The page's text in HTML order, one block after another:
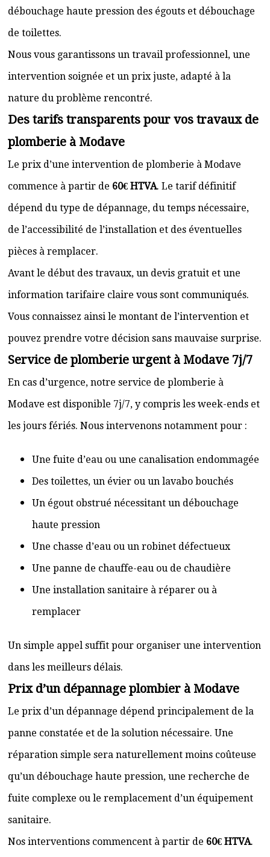
débouchage haute pression des égouts et débouchage
de toilettes.
Nous vous garantissons un travail professionnel, une
intervention soignée et un prix juste, adapté à la
nature du problème rencontré.
Des tarifs transparents pour vos travaux de
plomberie à Modave
Le prix d’une intervention de plomberie à Modave
commence à partir de 60€ HTVA. Le tarif définitif
dépend du type de dépannage, du temps nécessaire,
de l’accessibilité de l’installation et des éventuelles
pièces à remplacer.
Avant le début des travaux, un devis gratuit et une
information tarifaire claire vous sont communiqués.
Vous connaissez ainsi le montant de l’intervention et
pouvez prendre votre décision sans mauvaise surprise.
Service de plomberie urgent à Modave 7j/7
En cas d’urgence, notre service de plomberie à
Modave est disponible 7j/7, y compris les week-ends et
les jours fériés. Nous intervenons notamment pour :
Une fuite d’eau ou une canalisation endommagée
Des toilettes, un évier ou un lavabo bouchés
Un égout obstrué nécessitant un débouchage
haute pression
Une chasse d’eau ou un robinet défectueux
Une panne de chauffe-eau ou de chaudière
Une installation sanitaire à réparer ou à
remplacer
Un simple appel suffit pour organiser une intervention
dans les meilleurs délais.
Prix d’un dépannage plombier à Modave
Le prix d’un dépannage dépend principalement de la
panne constatée et de la solution nécessaire. Une
réparation simple sera naturellement moins coûteuse
qu’un débouchage haute pression, une recherche de
fuite complexe ou le remplacement d’un équipement
sanitaire.
Nos interventions commencent à partir de 60€ HTVA.